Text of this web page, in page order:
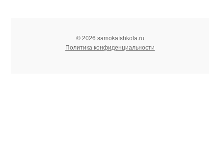
© 2026 samokatshkola.ru
Политика конфиденциальности